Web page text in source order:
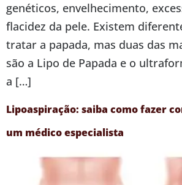
genéticos, envelhecimento,
flacidez da pele. Existem
tratar a papada, mas duas das
são a Lipo de Papada e o
a […]
Lipoaspiração: saiba como fazer
um médico especialista